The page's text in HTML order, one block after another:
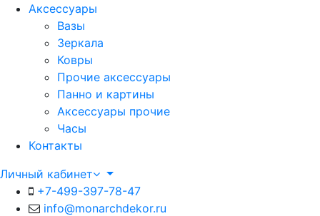
Аксессуары
Вазы
Зеркала
Ковры
Прочие аксессуары
Панно и картины
Аксессуары прочие
Часы
Контакты
Личный кабинет
+7-499-397-78-47
info@monarchdekor.ru